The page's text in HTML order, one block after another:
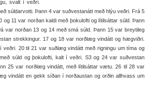
svalt í veðri.
súldarvotti. Þann 4 var suðvestanátt með hlýu veðri. Frá 5
11 var norðan kaldi með þokulofti og lítilsáttar súld. Þann
var norðan 13 og 14 með smá súld. Þann 15 var breytileg
strekkingur. 17 og 18 var norðlæg vindátt og hægviðri.
veðri. 20 til 21 var suðlæg vindátt með rigningu um tíma og
súld og þokulofti, kalt í veðri. S3 og 24 var suðvestan
25 var norðlæg vindátt, með lítilsáttar vætu. 26 til 28 var
vindátt en gekk síðan í norðaustan og orðin allhvass um